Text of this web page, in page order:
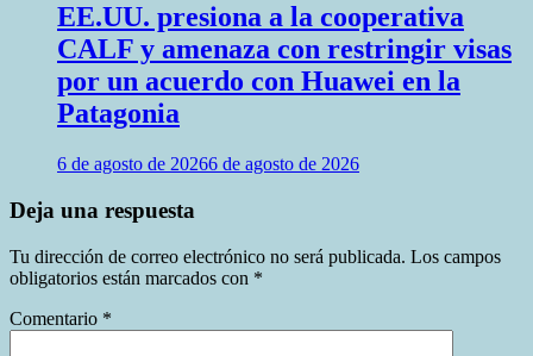
EE.UU. presiona a la cooperativa
CALF y amenaza con restringir visas
por un acuerdo con Huawei en la
Patagonia
6 de agosto de 20266 de agosto de 2026
Deja una respuesta
Tu dirección de correo electrónico no será publicada. Los campos
obligatorios están marcados con *
Comentario *